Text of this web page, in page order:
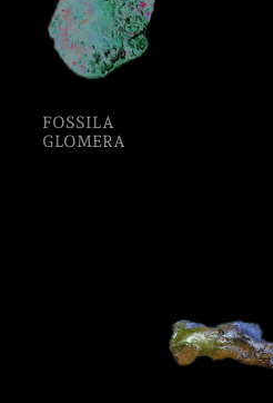
De A à Z
Candidater
FOSSILA
GLOMERA